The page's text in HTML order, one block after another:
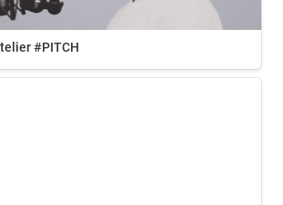
#PITCH
dans les médias”